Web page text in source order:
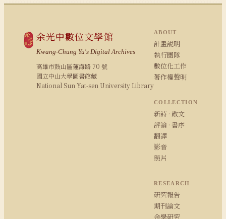
余光中數位文學館
Kwang-Chung Yu's Digital Archives
高雄市鼓山區蓮海路 70 號
國立中山大學圖書館藏
National Sun Yat-sen University Library
ABOUT
計畫說明
執行團隊
數位化工作
著作權聲明
COLLECTION
新詩 · 散文
評論 · 書序
翻譯
影音
照片
RESEARCH
研究報告
期刊論文
余學研究